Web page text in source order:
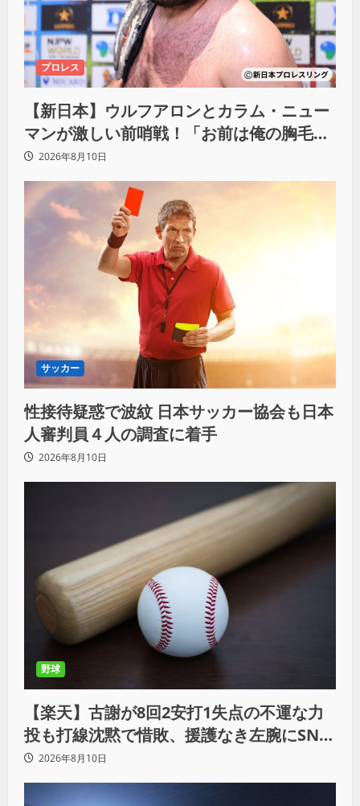
プロレス
【新日本】ウルフアロンとカラム・ニュー
マンが激しい前哨戦！「お前は俺の胸毛に
カラム(絡む)小バエと一緒だ」
2026年8月10日
サッカー
性接待疑惑で波紋 日本サッカー協会も日本
人審判員４人の調査に着手
2026年8月10日
野球
【楽天】古謝が8回2安打1失点の不運な力
投も打線沈黙で惜敗、援護なき左腕にSNS
では同情の声
2026年8月10日